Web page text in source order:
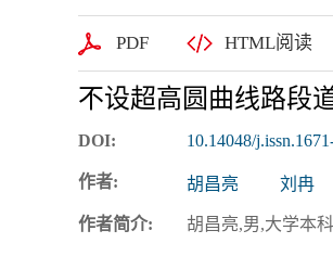
PDF HTML阅读
不设超高圆曲线路段
DOI: 10.14048/
作者: 胡昌亮 刘冉
作者简介: 胡昌亮,男,大学本